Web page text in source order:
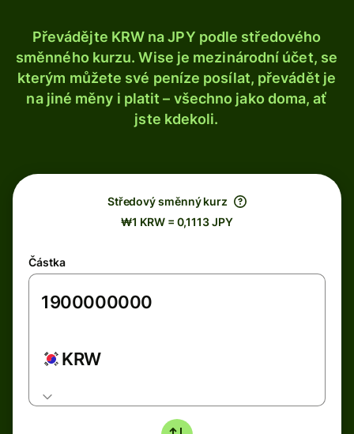
Převádějte KRW na JPY podle středového
směnného kurzu. Wise je mezinárodní účet, se
kterým můžete své peníze posílat, převádět je
na jiné měny i platit – všechno jako doma, ať
jste kdekoli.
Středový směnný kurz
₩1 KRW = 0,1113 JPY
Částka
KRW